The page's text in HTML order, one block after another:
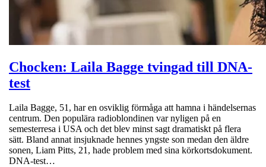
Chocken: Laila Bagge tvingad till DNA-
test
Laila Bagge, 51, har en osviklig förmåga att hamna i händelsernas
centrum. Den populära radioblondinen var nyligen på en
semesterresa i USA och det blev minst sagt dramatiskt på flera
sätt. Bland annat insjuknade hennes yngste son medan den äldre
sonen, Liam Pitts, 21, hade problem med sina körkortsdokument.
DNA-test…